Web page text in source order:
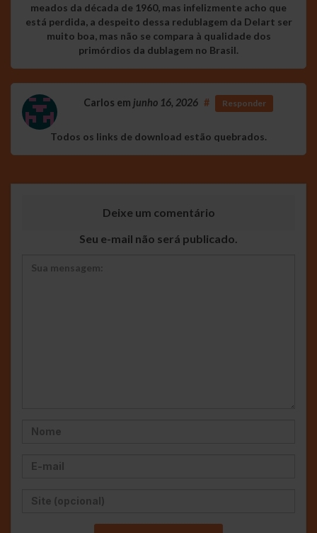
meados da década de 1960, mas infelizmente acho que
está perdida, a despeito dessa redublagem da Delart ser
muito boa, mas não se compara à qualidade dos
primórdios da dublagem no Brasil.
Carlos em junho 16, 2026 # Responder
Todos os links de download estão quebrados.
Deixe um comentário
Seu e-mail não será publicado.